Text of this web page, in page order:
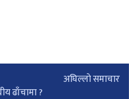
अघिल्लाे समाचार
ढाँचामा ?